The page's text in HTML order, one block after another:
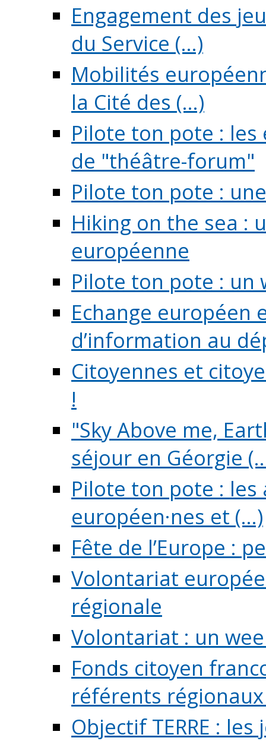
Engagement des
du Service (...)
Mobilités
la Cité des (...)
Pilote ton pote :
de "théâtre-forum"
Pilote ton pote :
Hiking on the sea :
européenne
Pilote ton pote : un
Echange européen
d’information au
Citoyennes et
!
"Sky Above me,
séjour en Géorgie
Pilote ton pote :
européen·nes et (...)
Fête de l’Europe :
Volontariat
régionale
Volontariat : un
Fonds citoyen
référents régionaux
Objectif TERRE :